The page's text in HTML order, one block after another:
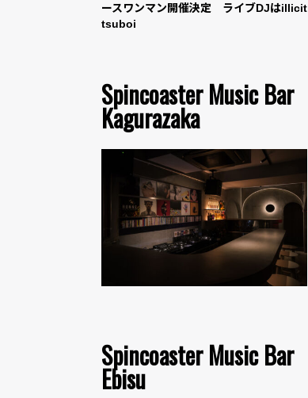
ースワンマン開催決定 ライブDJはillicit
tsuboi
Spincoaster Music Bar
Kagurazaka
Spincoaster Music Bar
Ebisu